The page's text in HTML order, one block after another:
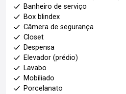
Banheiro de serviço
Box blindex
Câmera de segurança
Closet
Despensa
Elevador (prédio)
Lavabo
Mobiliado
Porcelanato